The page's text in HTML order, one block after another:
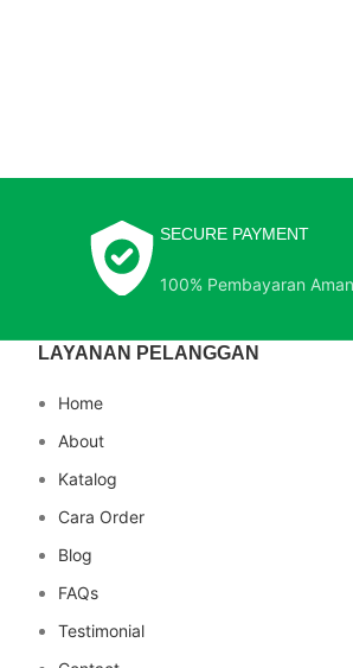
SECURE PAYMENT
100% Pembayaran Aman
LAYANAN PELANGGAN
Home
About
Katalog
Cara Order
Blog
FAQs
Testimonial